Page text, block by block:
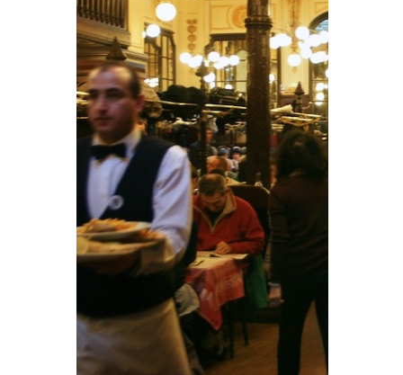
シャルティ
エ
オペラ座界隈大通り